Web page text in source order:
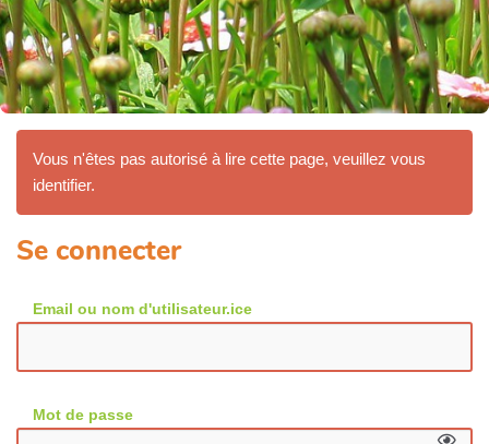
Vous n'êtes pas autorisé à lire cette page, veuillez vous
identifier.
Se connecter
Email ou nom d'utilisateur.ice
Mot de passe